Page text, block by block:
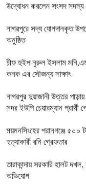
উদ্বোধন করলেন সংসদ
নাগরপুরে সদ্য যোগদানকৃত
অনুষ্ঠিত
চীফ হুইপ নুরুল ইসলাম
কনক এর সৌজন্য সাক্ষাৎ
নাগরপুর দুয়াজানী উত্তর
সদর ইউপি চেয়ারম্যান
ময়মনসিংহের পরানগঞ্জে ৫০০
হত্যাকারী রনি গ্রেফতার
তারাকান্দায় সরকারি হালট
অভিযোগ